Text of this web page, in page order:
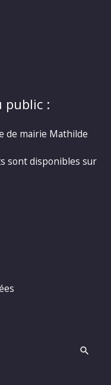
public :
de mairie Mathilde
sont disponibles sur